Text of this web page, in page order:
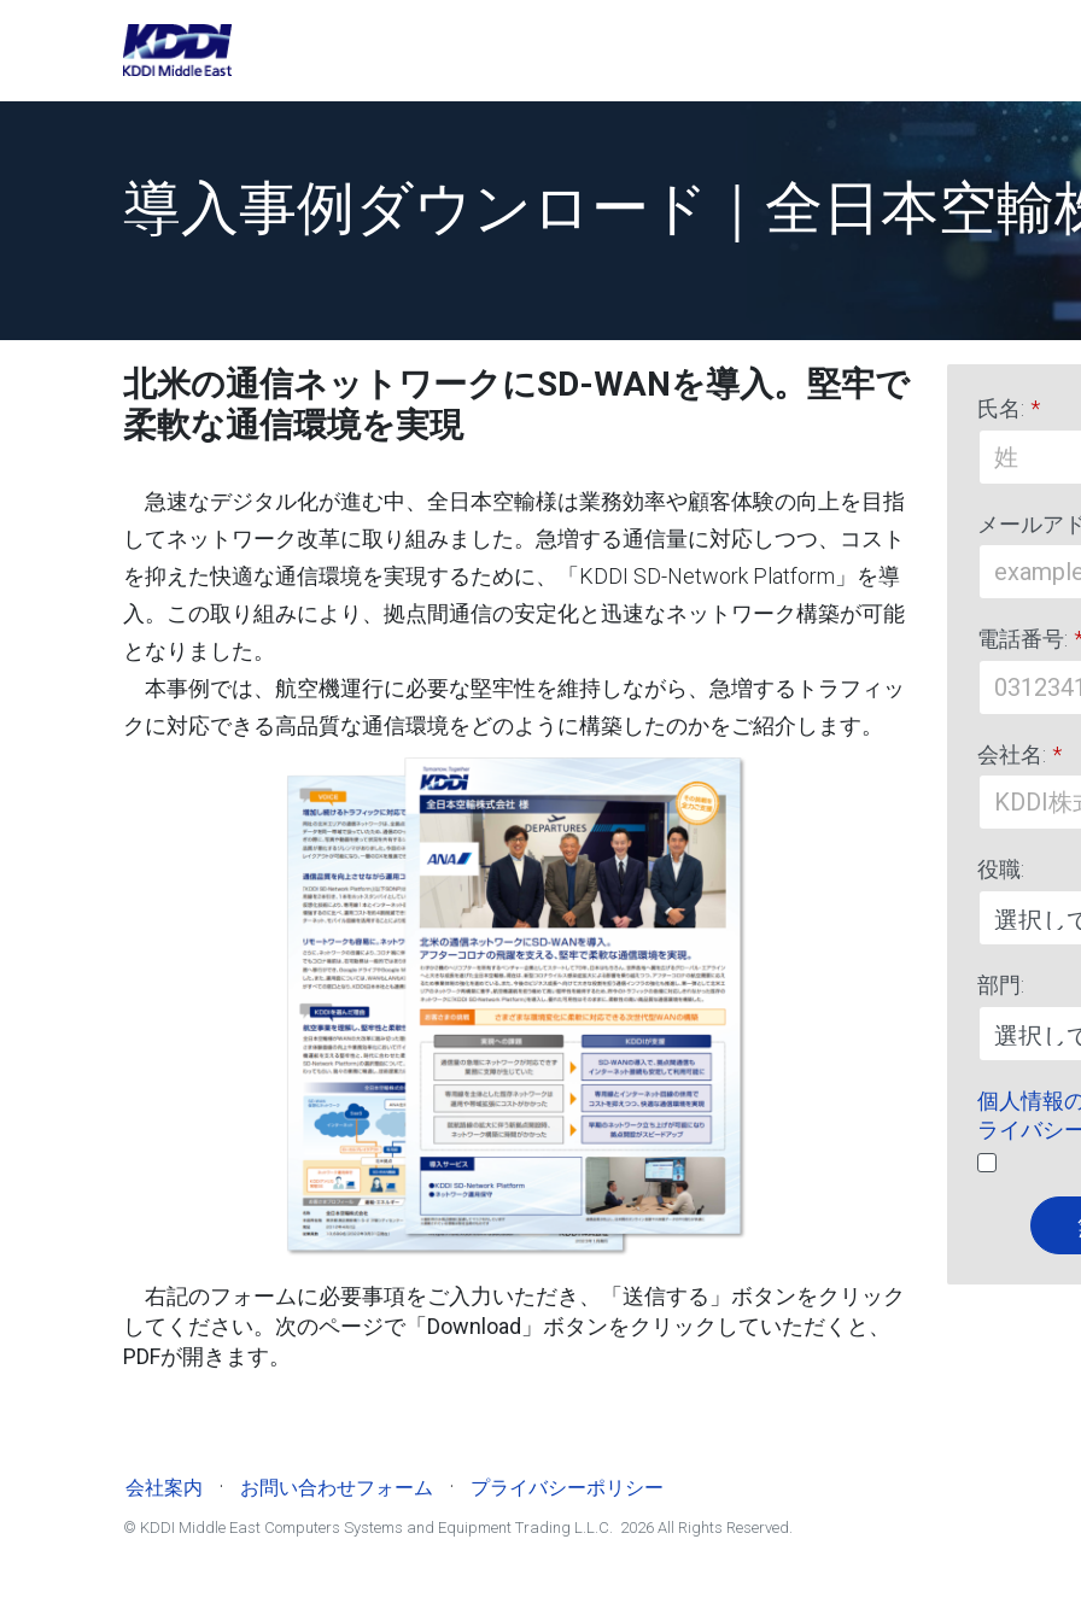
導入事例ダウンロード｜全日本空輸
北米の通信ネットワークにSD-WANを導入。堅牢で
柔軟な通信環境を実現
急速なデジタル化が進む中、全日本空輸様は業務効率や顧客体験の向上を目指
してネットワーク改革に取り組みました。急増する通信量に対応しつつ、コスト
を抑えた快適な通信環境を実現するために、「KDDI SD-Network Platform」を導
入。この取り組みにより、拠点間通信の安定化と迅速なネットワーク構築が可能
となりました。
本事例では、航空機運行に必要な堅牢性を維持しながら、急増するトラフィッ
クに対応できる高品質な通信環境をどのように構築したのかをご紹介します。
右記のフォームに必要事項をご入力いただき、「送信する」ボタンをクリック
してください。次のページで「Download」ボタンをクリックしていただくと、
PDFが開きます。
*
氏名:
メールア
電話番号:
*
会社名:
役職:
部門:
個人情報
ライバシ
会社案内 · お問い合わせフォーム · プライバシーポリシー
© KDDI Middle East Computers Systems and Equipment Trading L.L.C. 2026 All Rights Reserved.